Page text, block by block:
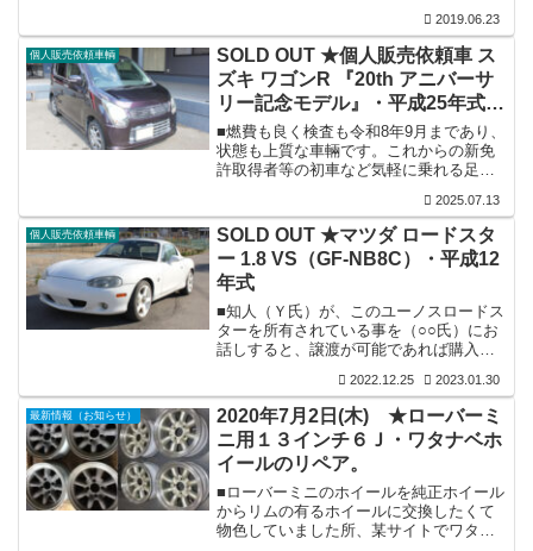
される事が決まりましたと（Ｙ氏）より
ご連絡をいただきました。■実は（Ｙ
氏）、（下記画像参照）セリカＬＢ２０
００ＧＴ購入の軍資金にこのフェアレデ
ィＺ３１を売却決断されました。セリカ
も当店紹介の（Ｔ氏）所有の愛車です。
そして、このセリカが売却になると、そ
の軍資金で当店在庫保管車を購入される
事が決まっていますが、何か不思議なご
2019.06.23
個人販売依頼車輌
SOLD OUT ★個人販売依頼車 ス
ズキ ワゴンR 『20th アニバーサ
リー記念モデル』・平成25年式で
すが、新たなオーナー様に引き取
られて行きました。
■燃費も良く検査も令和8年9月まであり、
状態も上質な車輛です。これからの新免
許取得者等の初車など気軽に乗れる足車
（DBA-MH34S）『20th アニバーサリー
記念モデル』／平成25年式／バイオレッ
トパール／AT／検査：令和8年9月／走
行：124,700ｋｍ。■装備：特別限定車／
各機関良好／一部凹み・傷等（画像参
照）はございますが全体的には上質なボ
ディー状態です／内装は運転席に破れ
（画像参照）・ハンドルにヤレ感はござ
いますが、それ以外は...
2025.07.13
個人販売依頼車輌
SOLD OUT ★マツダ ロードスタ
ー 1.8 VS（GF-NB8C）・平成12
年式
■知人（Ｙ氏）が、このユーノスロードス
ターを所有されている事を（○○氏）にお
話しすると、譲渡が可能であれば購入を
いてみましょうと仲介に入らせていただ
き話を進めさせていただきますと、ご親
切に当店まで乗ってお越しいただき画像
を撮らせていただきましたのが下記車輛
で昨日の事です。そして早々に（○○氏）
に詳細等をお伝えすると画像拝見等ご確
認の為にお越しいただき商談成立いたし
ましたのが本日先ほどの出来事です。■ユ
ーノスロードスター1.8 VS(GF-N...
2022.12.25 2023.01.30
最新情報（お知らせ）
2020年7月2日(木) ★ローバーミ
ニ用１３インチ６Ｊ・ワタナベホ
イールのリペア。
■ローバーミニのホイールを純正ホイール
からリムの有るホイールに交換したくて
物色していました所、某サイトでワタナ